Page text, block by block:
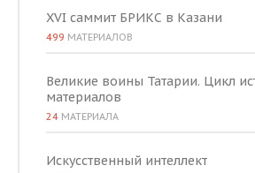
XVI саммит БРИКС в Казани
499 МАТЕРИАЛОВ
Великие воины Татарии. Цикл
материалов
24 МАТЕРИАЛА
Искусственный интеллект